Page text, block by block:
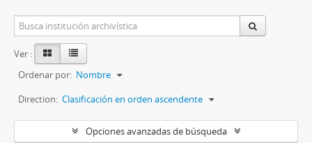
Ver :
Ordenar por: Nombre
Direction: Clasificación en orden ascendente
Opciones avanzadas de búsqueda